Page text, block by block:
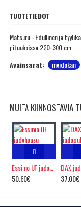
TUOTETIEDOT
Matsuru - Edullinen ja
pituuksissa 220-300 cm
Avainsanat:
meidokan
MUITA KIINNOSTAVIA
50.60€
DAX
37.00€